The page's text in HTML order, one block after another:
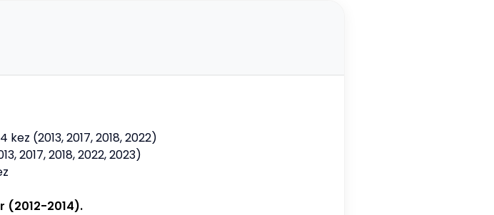
kez (2013, 2017, 2018, 2022)
2017, 2018, 2022, 2023)
(2012-2014).